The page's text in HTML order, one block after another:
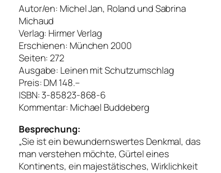
Autor/en: Michel Jan, Roland und Sabrina
Michaud
Verlag: Hirmer Verlag
Erschienen: München 2000
Seiten: 272
Ausgabe: Leinen mit Schutzumschlag
Preis: DM 148.–
ISBN: 3-85823-868-6
Kommentar: Michael Buddeberg
Besprechung:
„Sie ist ein bewundernswertes Denkmal, das
man verstehen möchte, Gürtel eines
Kontinents, ein majestätisches, Wirklichkeit